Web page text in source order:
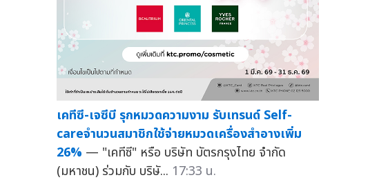
เคทีซี-เจซีบี รุกหมวดความงาม รับเทรนด์ Self-
careจำนวนสมาชิกใช้จ่ายหมวดเครื่องสำอางเพิ่ม
26% — "เคทีซี" หรือ บริษัท บัตรกรุงไทย จำกัด
(มหาชน) ร่วมกับ บริษั... 17:33 น.